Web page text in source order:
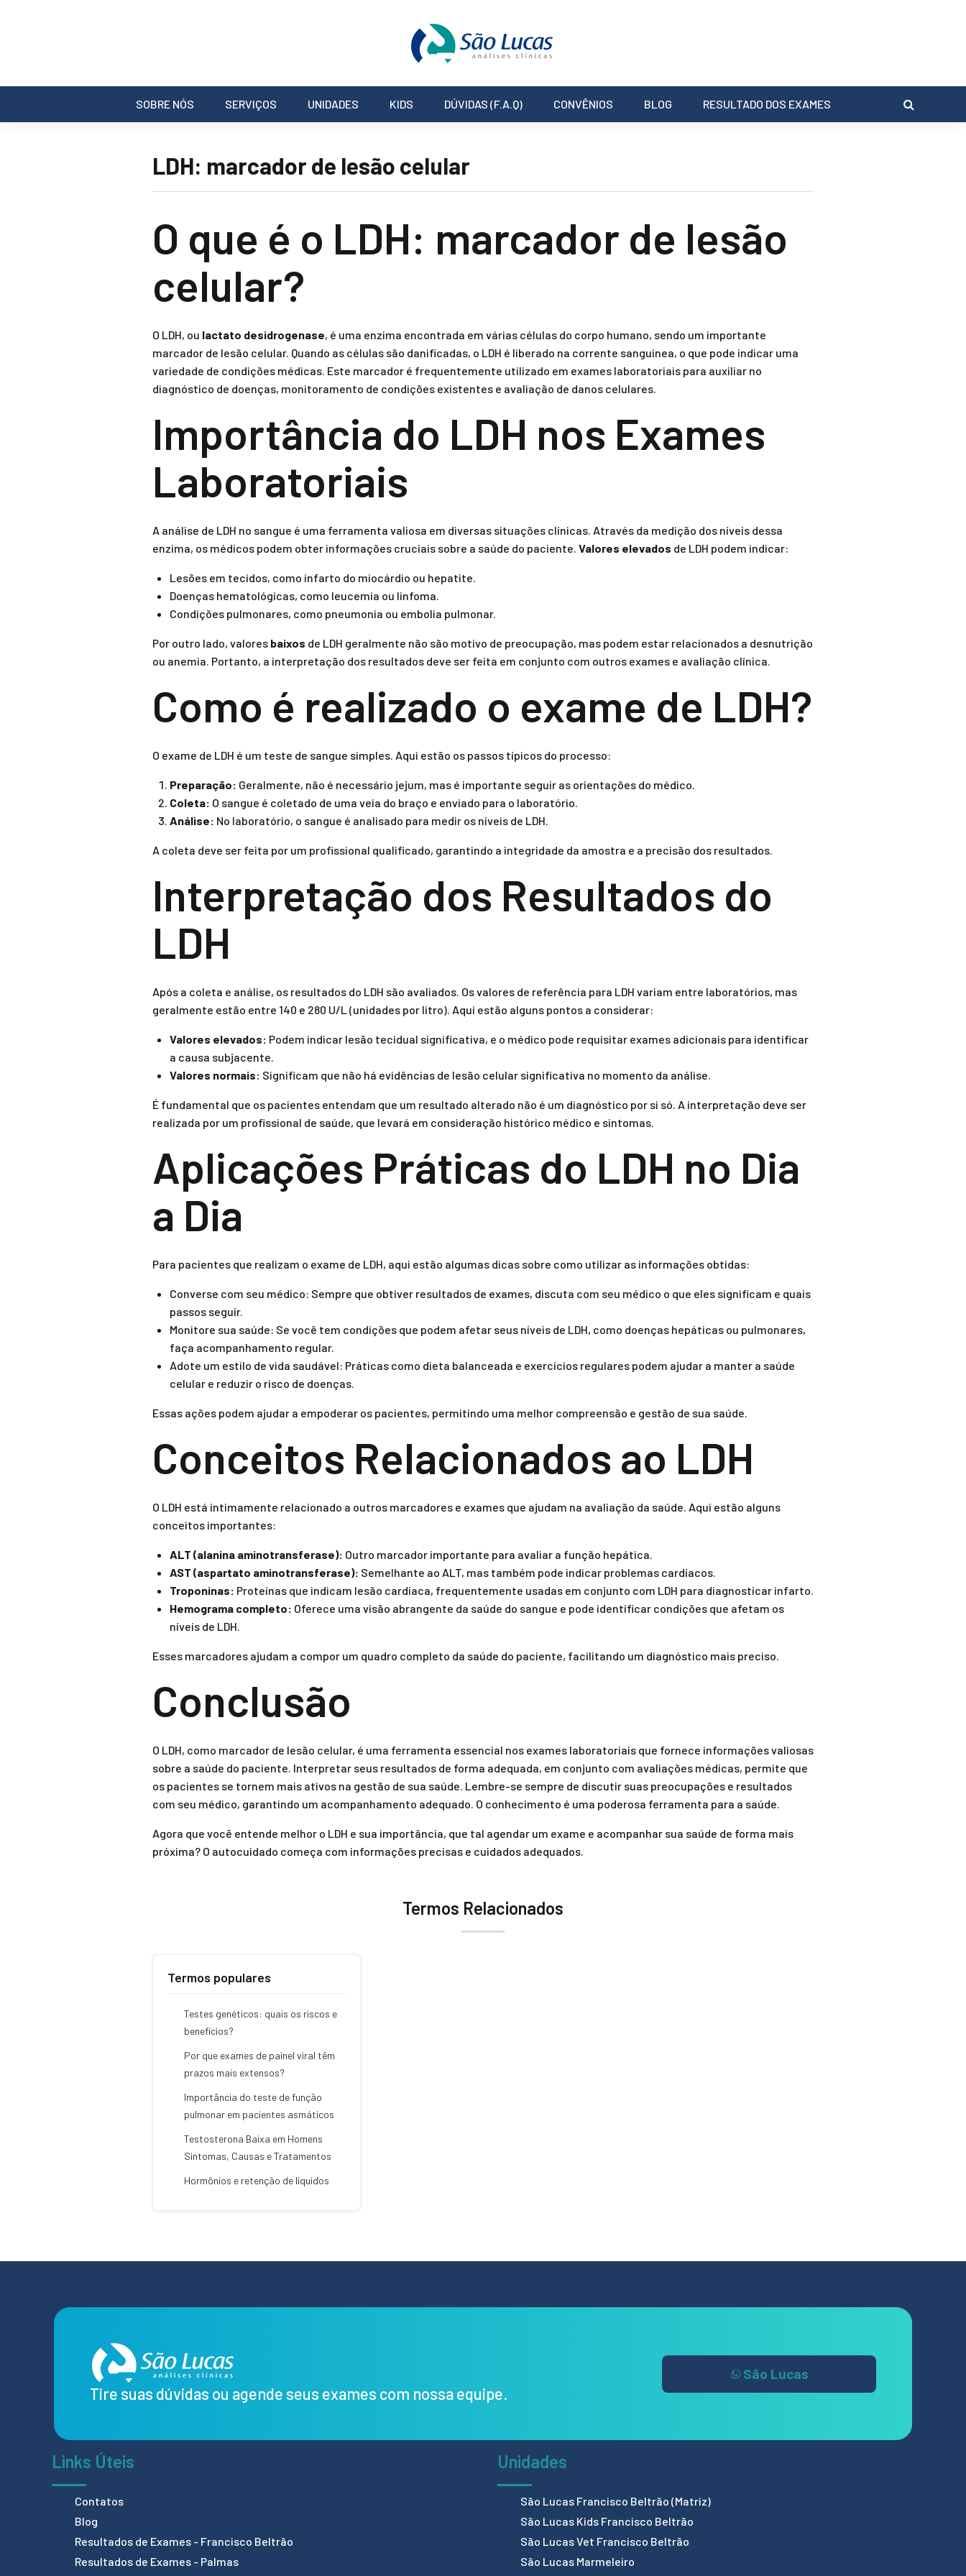
SOBRE NÓS SERVIÇOS UNIDADES KIDS DÚVIDAS (F.A.Q) CONVÊNIOS BLOG RESULTADO DOS EXAMES
LDH: marcador de lesão celular
O que é o LDH: marcador de lesão
celular?
O LDH, ou lactato desidrogenase, é uma enzima encontrada em várias células do corpo humano, sendo um importante
marcador de lesão celular. Quando as células são danificadas, o LDH é liberado na corrente sanguínea, o que pode indicar uma
variedade de condições médicas. Este marcador é frequentemente utilizado em exames laboratoriais para auxiliar no
diagnóstico de doenças, monitoramento de condições existentes e avaliação de danos celulares.
Importância do LDH nos Exames
Laboratoriais
A análise de LDH no sangue é uma ferramenta valiosa em diversas situações clínicas. Através da medição dos níveis dessa
enzima, os médicos podem obter informações cruciais sobre a saúde do paciente. Valores elevados de LDH podem indicar:
Lesões em tecidos, como infarto do miocárdio ou hepatite.
Doenças hematológicas, como leucemia ou linfoma.
Condições pulmonares, como pneumonia ou embolia pulmonar.
Por outro lado, valores baixos de LDH geralmente não são motivo de preocupação, mas podem estar relacionados a desnutrição
ou anemia. Portanto, a interpretação dos resultados deve ser feita em conjunto com outros exames e avaliação clínica.
Como é realizado o exame de LDH?
O exame de LDH é um teste de sangue simples. Aqui estão os passos típicos do processo:
Preparação: Geralmente, não é necessário jejum, mas é importante seguir as orientações do médico.
Coleta: O sangue é coletado de uma veia do braço e enviado para o laboratório.
Análise: No laboratório, o sangue é analisado para medir os níveis de LDH.
A coleta deve ser feita por um profissional qualificado, garantindo a integridade da amostra e a precisão dos resultados.
Interpretação dos Resultados do
LDH
Após a coleta e análise, os resultados do LDH são avaliados. Os valores de referência para LDH variam entre laboratórios, mas
geralmente estão entre 140 e 280 U/L (unidades por litro). Aqui estão alguns pontos a considerar:
Valores elevados: Podem indicar lesão tecidual significativa, e o médico pode requisitar exames adicionais para identificar
a causa subjacente.
Valores normais: Significam que não há evidências de lesão celular significativa no momento da análise.
É fundamental que os pacientes entendam que um resultado alterado não é um diagnóstico por si só. A interpretação deve ser
realizada por um profissional de saúde, que levará em consideração histórico médico e sintomas.
Aplicações Práticas do LDH no Dia
a Dia
Para pacientes que realizam o exame de LDH, aqui estão algumas dicas sobre como utilizar as informações obtidas:
Converse com seu médico: Sempre que obtiver resultados de exames, discuta com seu médico o que eles significam e quais
passos seguir.
Monitore sua saúde: Se você tem condições que podem afetar seus níveis de LDH, como doenças hepáticas ou pulmonares,
faça acompanhamento regular.
Adote um estilo de vida saudável: Práticas como dieta balanceada e exercícios regulares podem ajudar a manter a saúde
celular e reduzir o risco de doenças.
Essas ações podem ajudar a empoderar os pacientes, permitindo uma melhor compreensão e gestão de sua saúde.
Conceitos Relacionados ao LDH
O LDH está intimamente relacionado a outros marcadores e exames que ajudam na avaliação da saúde. Aqui estão alguns
conceitos importantes:
ALT (alanina aminotransferase): Outro marcador importante para avaliar a função hepática.
AST (aspartato aminotransferase): Semelhante ao ALT, mas também pode indicar problemas cardíacos.
Troponinas: Proteínas que indicam lesão cardíaca, frequentemente usadas em conjunto com LDH para diagnosticar infarto.
Hemograma completo: Oferece uma visão abrangente da saúde do sangue e pode identificar condições que afetam os
níveis de LDH.
Esses marcadores ajudam a compor um quadro completo da saúde do paciente, facilitando um diagnóstico mais preciso.
Conclusão
O LDH, como marcador de lesão celular, é uma ferramenta essencial nos exames laboratoriais que fornece informações valiosas
sobre a saúde do paciente. Interpretar seus resultados de forma adequada, em conjunto com avaliações médicas, permite que
os pacientes se tornem mais ativos na gestão de sua saúde. Lembre-se sempre de discutir suas preocupações e resultados
com seu médico, garantindo um acompanhamento adequado. O conhecimento é uma poderosa ferramenta para a saúde.
Agora que você entende melhor o LDH e sua importância, que tal agendar um exame e acompanhar sua saúde de forma mais
próxima? O autocuidado começa com informações precisas e cuidados adequados.
Termos Relacionados
Termos populares
Testes genéticos: quais os riscos e
benefícios?
Por que exames de painel viral têm
prazos mais extensos?
Importância do teste de função
pulmonar em pacientes asmáticos
Testosterona Baixa em Homens
Sintomas, Causas e Tratamentos
Hormônios e retenção de líquidos
Tire suas dúvidas ou agende seus exames com nossa equipe.
São Lucas
Links Úteis
Contatos
Blog
Resultados de Exames - Francisco Beltrão
Resultados de Exames - Palmas
Unidades
São Lucas Francisco Beltrão (Matriz)
São Lucas Kids Francisco Beltrão
São Lucas Vet Francisco Beltrão
São Lucas Marmeleiro